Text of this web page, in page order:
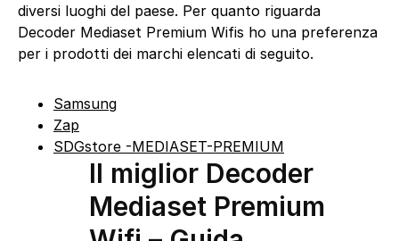
diversi luoghi del paese. Per quanto riguarda
Decoder Mediaset Premium Wifis ho una preferenza
per i prodotti dei marchi elencati di seguito.
Samsung
Zap
SDGstore -MEDIASET-PREMIUM
Il miglior Decoder
Mediaset Premium